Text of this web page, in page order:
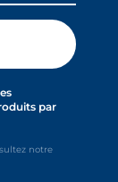
par
notre